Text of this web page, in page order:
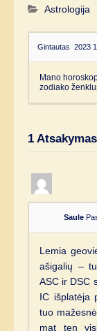
Astrologija
Gintautas 2023
Mano
zodiako
1 Atsakymas
Saule
Lemia
ašigalių –
ASC ir DSC
IC išplatėja
tuo
mat ten